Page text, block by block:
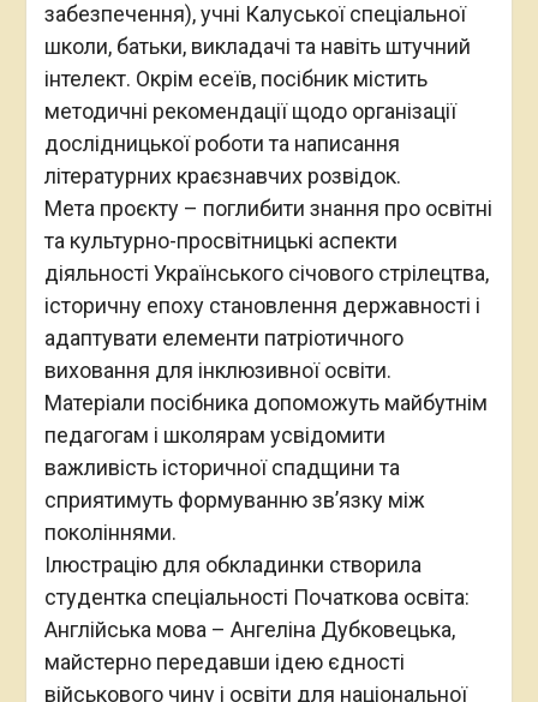
забезпечення), учні Калуської спеціальної
школи, батьки, викладачі та навіть штучний
інтелект. Окрім есеїв, посібник містить
методичні рекомендації щодо організації
дослідницької роботи та написання
літературних краєзнавчих розвідок.
Мета проєкту – поглибити знання про освітні
та культурно-просвітницькі аспекти
діяльності Українського січового стрілецтва,
історичну епоху становлення державності і
адаптувати елементи патріотичного
виховання для інклюзивної освіти.
Матеріали посібника допоможуть майбутнім
педагогам і школярам усвідомити
важливість історичної спадщини та
сприятимуть формуванню зв’язку між
поколіннями.
Ілюстрацію для обкладинки створила
студентка спеціальності Початкова освіта:
Англійська мова – Ангеліна Дубковецька,
майстерно передавши ідею єдності
військового чину і освіти для національної